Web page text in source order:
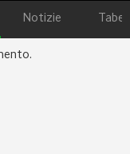
Notizie